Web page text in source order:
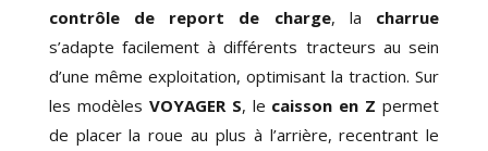
contrôle de report de charge, la charrue
s’adapte facilement à différents tracteurs au sein
d’une même exploitation, optimisant la traction. Sur
les modèles VOYAGER S, le caisson en Z permet
de placer la roue au plus à l’arrière, recentrant le